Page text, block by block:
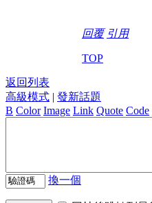
回覆 引用
TOP
返回列表
高級模式 | 發新話題
B Color Image Link Quote Code
換一個